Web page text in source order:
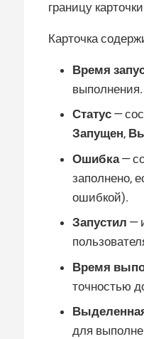
границу
Карточка
Время
выполнения.
Статус —
Запущен,
Ошибка—
заполнено,
ошибкой).
Запустил —
Время
точностью
для